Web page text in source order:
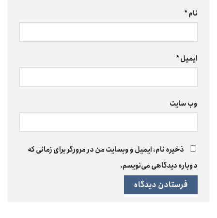
نام*
ایمیل*
وب‌ سایت
ذخیره نام، ایمیل و وبسایت من در مرورگر برای زمانی که
دوباره دیدگاهی می‌نویسم.